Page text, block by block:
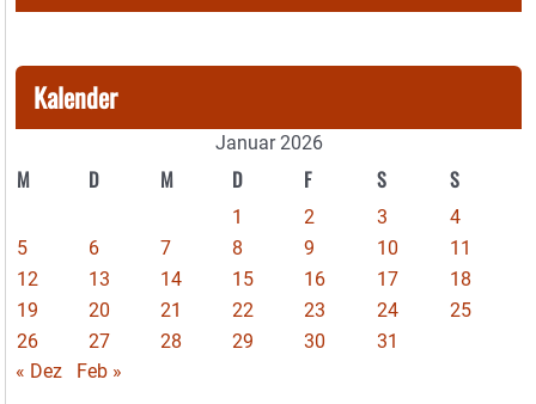
Kalender
Januar 2026
M D M D F S S
1 2 3
4
5
6 7 8 9 10
11
12
13 14 15 16 17
18
19
20 21 22 23 24
25
26
27 28 29 30
31
« Dez
Feb »